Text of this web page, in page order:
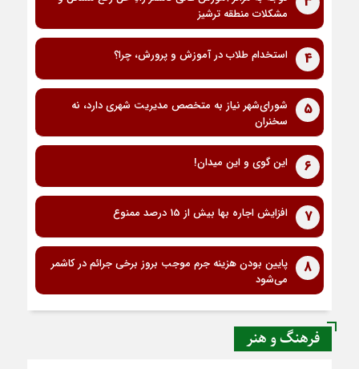
مشکلات منطقه ترشیز
4 استخدام طلاب در آموزش و پرورش، چرا؟
5
شورای‌شهر نیاز به متخصص مدیریت شهری دارد، نه
سخنران
6 این گوی و این میدان!
7 افزایش اجاره بها بیش از 15 درصد ممنوع
8
پایین بودن هزینه جرم موجب بروز برخی جرائم در کاشمر
می‌شود
فرهنگ و هنر